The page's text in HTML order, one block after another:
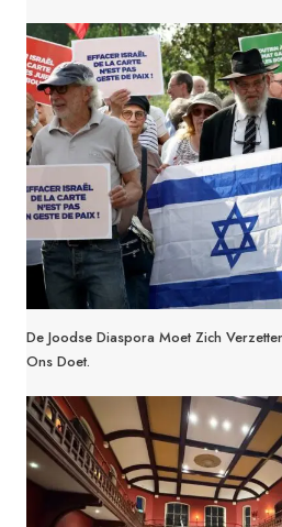
De Joodse Diaspora Moet Zich
Ons Doet.